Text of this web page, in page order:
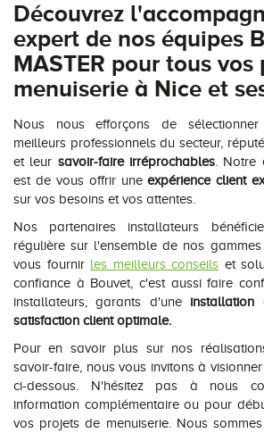
Découvrez
expert de nos équipes
MASTER pour tous vos
menuiserie à Nice et
Nous nous efforçons de sélectionner
meilleurs professionnels du secteur,
et leur savoir-faire irréprochables .
est de vous offrir uneexpérience client
sur vos besoins et vos attentes.
Nos partenaires installateurs
régulière sur l'ensemble de nos
vous fournir les meilleurs conseils et
confiance à Bouvet, c'est aussi faire
installateurs, garants d'une installation
satisfaction client optimale.
Pour en savoir plus sur nos
savoir-faire, nous vous invitons à
ci-dessous. N'hésitez pas à nous
information complémentaire ou pour
vos projets de menuiserie. Nous